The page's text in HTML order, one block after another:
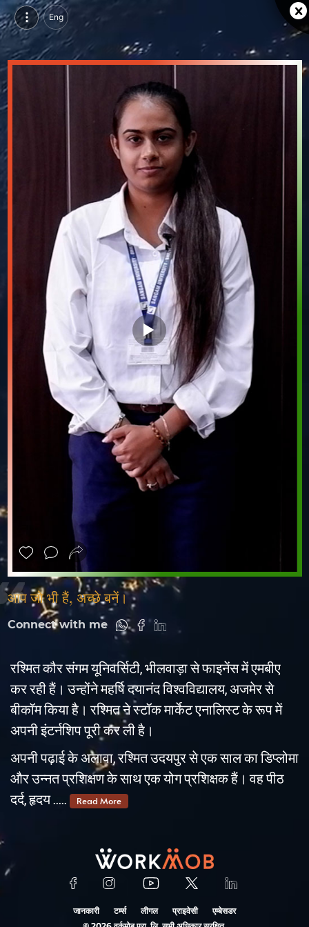
Eng
रश्मित कौर, परसुइन्ग एमबीए इन फाइनेंस, संगम यूनिवर्सिटी, भीलवाड़ा | वीडियो परिचय देखें
रश्मित कौर, परसुइन्ग एमबीए इन फाइनेंस, संगम यूनिवर्सिटी, भीलवाड़ा का वीडियो परिचय और सिंगल ब्रांडिंग पेज देखें।
❮
आप जो भी हैं, अच्छे बनें।
Connect with me
रश्मित कौर संगम यूनिवर्सिटी, भीलवाड़ा से फाइनेंस में एमबीए
कर रही हैं। उन्होंने महर्षि दयानंद विश्वविद्यालय, अजमेर से
बीकॉम किया है। रश्मित ने स्टॉक मार्केट एनालिस्ट के रूप में
अपनी इंटर्नशिप पूरी कर ली है।
अपनी पढ़ाई के अलावा, रश्मित उदयपुर से एक साल का डिप्लोमा
और उन्नत प्रशिक्षण के साथ एक योग प्रशिक्षक हैं। वह पीठ
दर्द, हृदय .....
Read More
जानकारी टर्म्स लीगल प्राइवेसी एम्बेसडर